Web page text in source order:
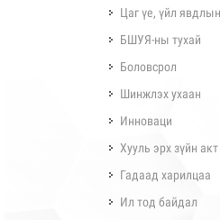
Цаг үе, үйл
БШУЯ-ны тухай
Боловсрол
Шинжлэх ухаан
Инноваци
Хууль эрх зүйн акт
Гадаад харилцаа
Ил тод байдал